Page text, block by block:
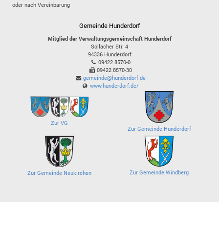
oder nach Vereinbarung
Gemeinde Hunderdorf
Mitglied der Verwaltungsgemeinschaft Hunderdorf
Sollacher Str. 4
94336 Hunderdorf
09422 8570-0
09422 8570-30
gemeinde@hunderdorf.de
www.hunderdorf.de/
Zur VG
Zur Gemeinde Hunderdorf
Zur Gemeinde Neukirchen Zur Gemeinde Windberg